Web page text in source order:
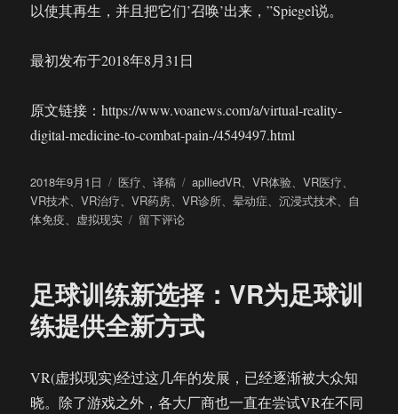
以使其再生，并且把它们’召唤’出来，”Spiegel说。
最初发布于2018年8月31日
原文链接：https://www.voanews.com/a/virtual-reality-
digital-medicine-to-combat-pain-/4549497.html
发
布
于
2018年9月1日
分
类
医疗、译稿
标
签
aplliedVR、VR体验、VR医疗、
VR技术、VR治疗、VR药房、VR诊所、晕动症、沉浸式技术、 自
体免疫、 虚拟现实
于
实：
对
抗
痛
的
数
留下评论
足球训练新选择：VR为足球训
练提供全新方式
VR(虚拟现实)经过这几年的发展，已经逐渐被大众知
晓。除了游戏之外，各大厂商也一直在尝试VR在不同